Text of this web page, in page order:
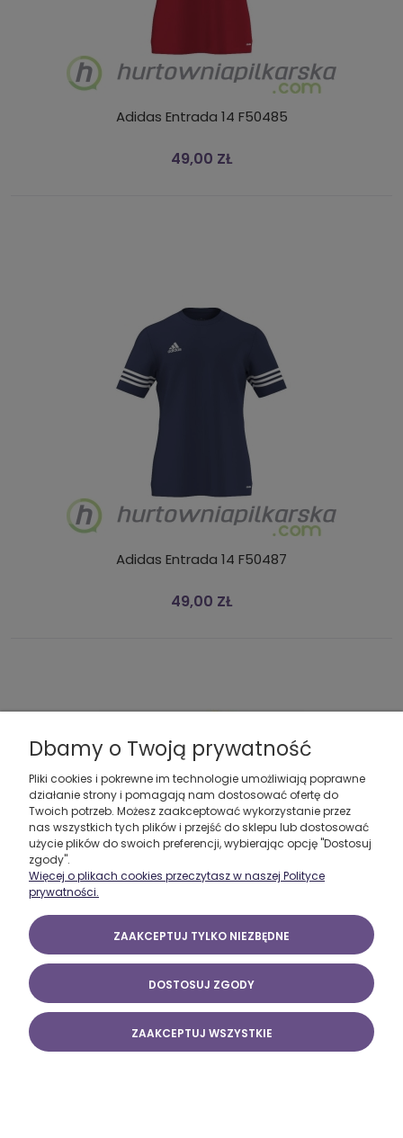
Adidas Entrada 14 F50485
49,00 ZŁ
Adidas Entrada 14 F50487
49,00 ZŁ
Adidas Entrada 14 F50489
49,00 ZŁ
Dbamy o Twoją prywatność
Pliki cookies i pokrewne im technologie umożliwiają poprawne
działanie strony i pomagają nam dostosować ofertę do
Twoich potrzeb. Możesz zaakceptować wykorzystanie przez
nas wszystkich tych plików i przejść do sklepu lub dostosować
użycie plików do swoich preferencji, wybierając opcję "Dostosuj
zgody".
Więcej o plikach cookies przeczytasz w naszej Polityce
prywatności.
ZAAKCEPTUJ TYLKO NIEZBĘDNE
DOSTOSUJ ZGODY
ZAAKCEPTUJ WSZYSTKIE